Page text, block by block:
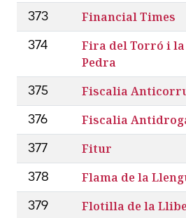
373 Financial Times
374
Fira del Torró i la
Pedra
375 Fiscalia
376 Fiscalia
377 Fitur
378 Flama de la
379 Flotilla de la